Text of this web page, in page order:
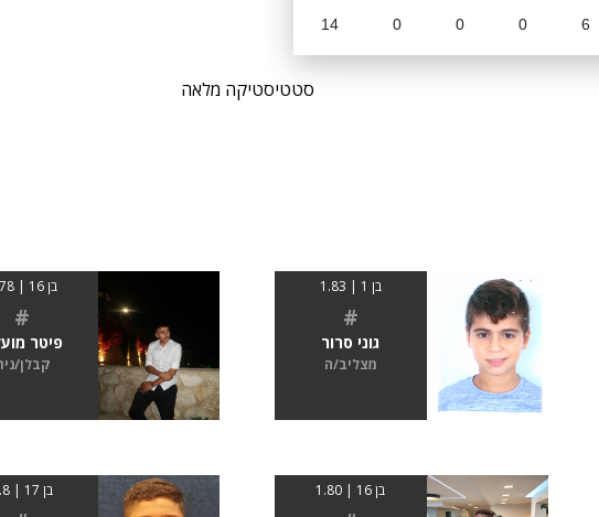
6
0
0
0
14
סטטיסטיקה מלאה
בן 1 | 1.83
#
גוני סרור
מצליב/ה
בן 16 | 1.78
#
פיטר
קבלן/
בן 16 | 1.80 בן 17 | 1.8